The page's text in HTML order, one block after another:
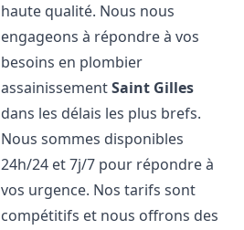
haute qualité. Nous nous
engageons à répondre à vos
besoins en plombier
assainissementSaint Gilles
dans les délais les plus brefs.
Nous sommes disponibles
24h/24 et 7j/7 pour répondre à
vos urgence. Nos tarifs sont
compétitifs et nous offrons des